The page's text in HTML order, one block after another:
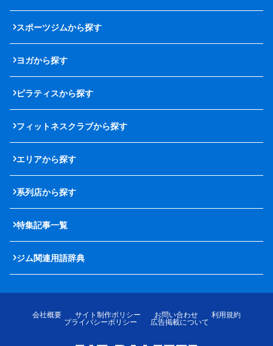
スポーツジムから探す
ヨガから探す
ピラティスから探す
フィットネスクラブから探す
エリアから探す
系列店から探す
特集記事一覧
ジム関連用語辞典
会社概要 サイト制作ポリシー お問い合わせ
利用規約
プライバシーポリシー
広告掲載について